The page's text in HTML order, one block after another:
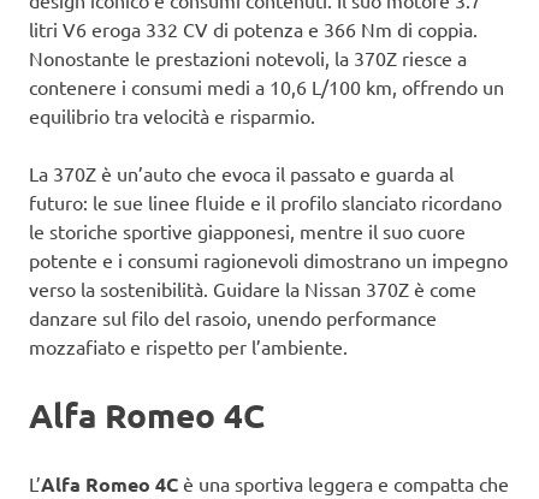
litri V6 eroga 332 CV di potenza e 366 Nm di coppia.
Nonostante le prestazioni notevoli, la 370Z riesce a
contenere i consumi medi a 10,6 L/100 km, offrendo un
equilibrio tra velocità e risparmio.
La 370Z è un’auto che evoca il passato e guarda al
futuro: le sue linee fluide e il profilo slanciato ricordano
le storiche sportive giapponesi, mentre il suo cuore
potente e i consumi ragionevoli dimostrano un impegno
verso la sostenibilità. Guidare la Nissan 370Z è come
danzare sul filo del rasoio, unendo performance
mozzafiato e rispetto per l’ambiente.
Alfa Romeo 4C
L’Alfa Romeo 4C è una sportiva leggera e compatta che